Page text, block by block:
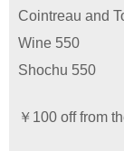
Cointreau and
Wine 550
Shochu 550
￥100 off from